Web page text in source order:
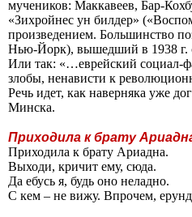
мучеников: Маккавеев, Бар-
«Зихройнес ун билдер»
произведением. Большинство
Нью-Йорк), вышедший в 1938 г.
Или так: «…еврейский социал-
злобы, ненависти к
Речь идет, как наверняка уже
Минска.
Приходила к брату
Приходила к брату Ариадна.
Выходи, кричит ему, сюда.
Да ебусь я, будь оно неладно.
С кем – не вижу. Впрочем,